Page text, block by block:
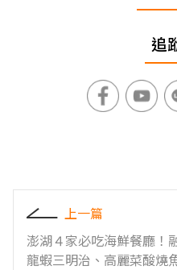
追
上一篇
澎湖４家必吃海鮮餐廳！
龍蝦三明治、高麗菜酸燒